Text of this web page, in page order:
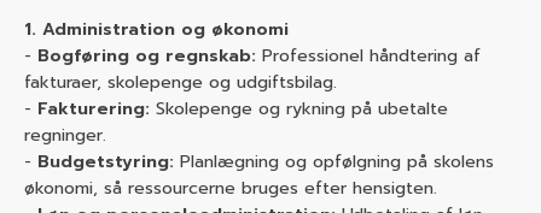
1. Administration og økonomi
- Bogføring og regnskab: Professionel håndtering af
fakturaer, skolepenge og udgiftsbilag.
- Fakturering: Skolepenge og rykning på ubetalte
regninger.
- Budgetstyring: Planlægning og opfølgning på skolens
økonomi, så ressourcerne bruges efter hensigten.